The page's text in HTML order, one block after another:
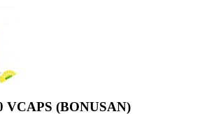
VCAPS (BONUSAN)